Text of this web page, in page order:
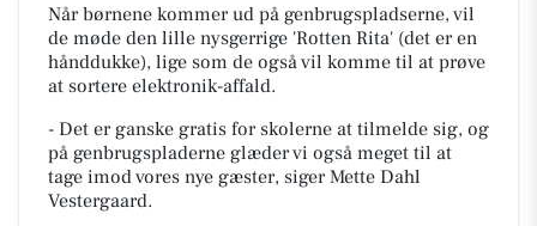
Når børnene kommer ud på genbrugspladserne, vil
de møde den lille nysgerrige 'Rotten Rita' (det er en
hånddukke), lige som de også vil komme til at prøve
at sortere elektronik-affald.
- Det er ganske gratis for skolerne at tilmelde sig, og
på genbrugspladerne glæder vi også meget til at
tage imod vores nye gæster, siger Mette Dahl
Vestergaard.